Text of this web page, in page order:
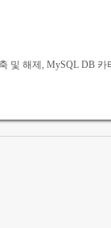
및 해제, MySQL DB 카